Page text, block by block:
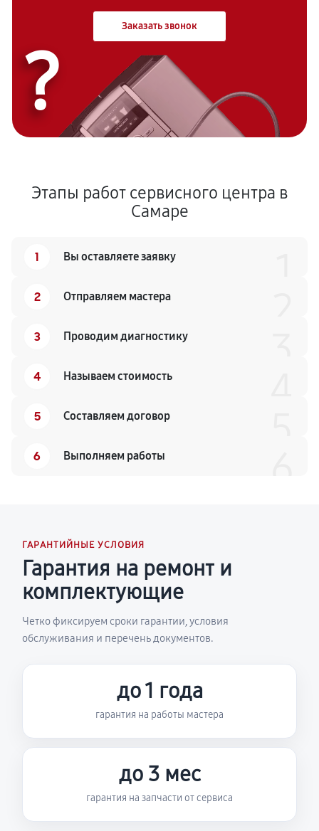
Заказать звонок
?
Этапы работ сервисного центра в
Самаре
1 Вы оставляете заявку
2 Отправляем мастера
3 Проводим диагностику
4 Называем стоимость
5 Составляем договор
6 Выполняем работы
ГАРАНТИЙНЫЕ УСЛОВИЯ
Гарантия на ремонт и
комплектующие
Четко фиксируем сроки гарантии, условия
обслуживания и перечень документов.
до 1 года
гарантия на работы мастера
до 3 мес
гарантия на запчасти от сервиса